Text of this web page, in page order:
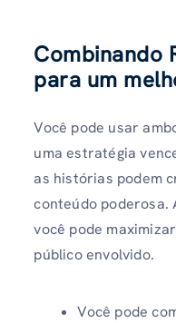
Combinando
para um
Você pode usar
uma estratégia
as histórias podem
conteúdo poderosa.
você pode
público envolvido.
Você pode